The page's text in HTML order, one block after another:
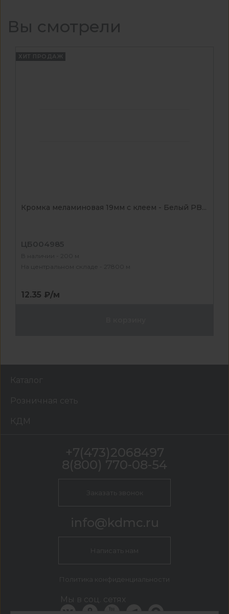
Вы смотрели
ХИТ ПРОДАЖ
Кромка меламиновая 19мм с клеем - Белый PB...
ЦБ004985
В наличии - 200 м
На центральном складе - 27800 м
12.35 ₽/м
Каталог
Розничная сеть
КДМ
+7(473)2068497
8(800) 770-08-54
Заказать звонок
info@kdmc.ru
Написать нам
Политика конфиденциальности
Мы в соц. сетях